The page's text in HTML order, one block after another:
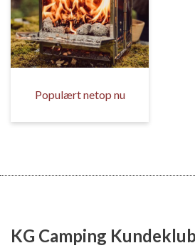
Populært netop nu
KG Camping Kundeklub